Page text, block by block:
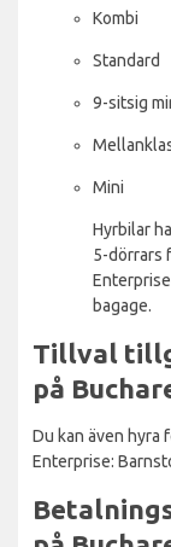
Kombi
Standard
9-sitsig
Mini
Hyrbilar
5-dörrars
bagage.
Tillval
på
Du kan även hyra
Enterprise: